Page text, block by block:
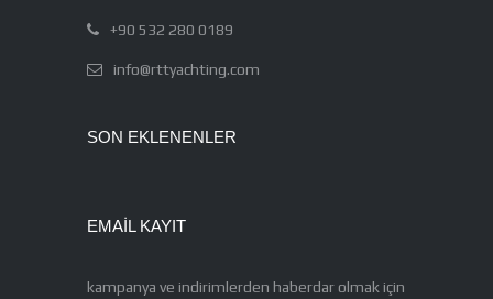
+90 532 280 0189
info@rttyachting.com
SON EKLENENLER
EMAIL KAYIT
kampanya ve indirimlerden haberdar olmak için